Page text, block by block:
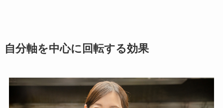
自分軸を中心に回転する効果